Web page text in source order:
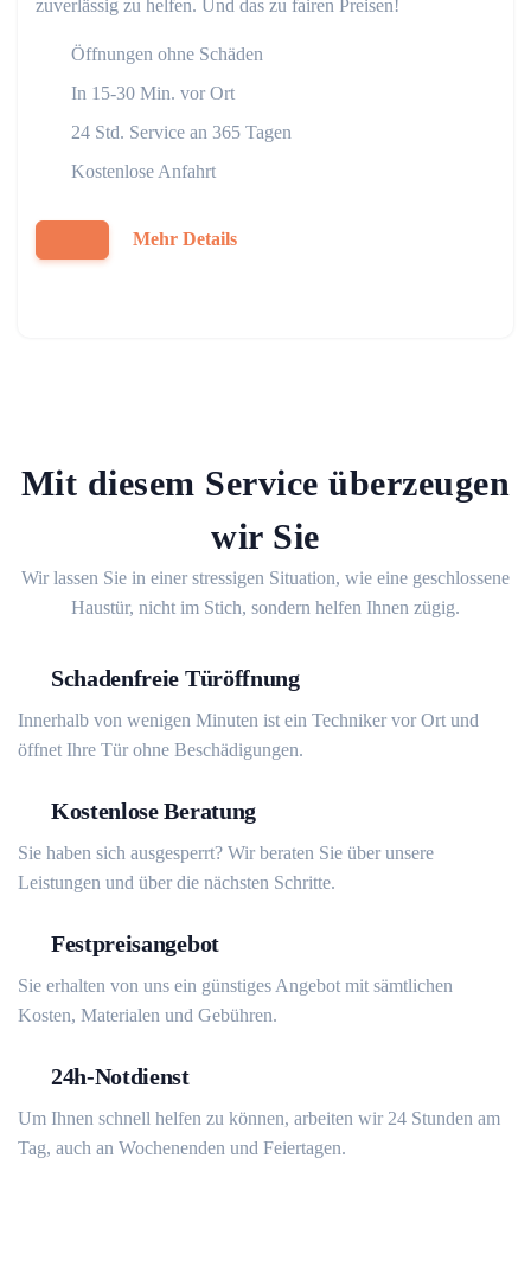
zuverlässig zu helfen. Und das zu fairen Preisen!
Öffnungen ohne Schäden
In 15-30 Min. vor Ort
24 Std. Service an 365 Tagen
Kostenlose Anfahrt
Mehr Details
Mit diesem Service überzeugen
wir Sie
Wir lassen Sie in einer stressigen Situation, wie eine geschlossene
Haustür, nicht im Stich, sondern helfen Ihnen zügig.
Schadenfreie Türöffnung
Innerhalb von wenigen Minuten ist ein Techniker vor Ort und
öffnet Ihre Tür ohne Beschädigungen.
Kostenlose Beratung
Sie haben sich ausgesperrt? Wir beraten Sie über unsere
Leistungen und über die nächsten Schritte.
Festpreisangebot
Sie erhalten von uns ein günstiges Angebot mit sämtlichen
Kosten, Materialen und Gebühren.
24h-Notdienst
Um Ihnen schnell helfen zu können, arbeiten wir 24 Stunden am
Tag, auch an Wochenenden und Feiertagen.